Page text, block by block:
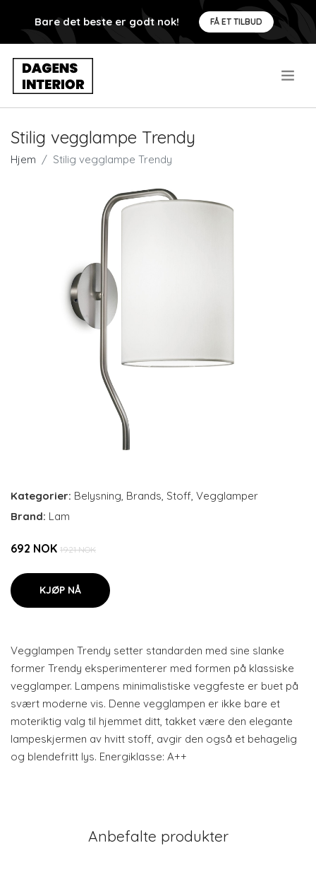
Bare det beste er godt nok! FÅ ET TILBUD
Stilig vegglampe Trendy
Hjem Stilig vegglampe Trendy
Kategorier: Belysning, Brands, Stoff, Vegglamper
Brand: Lam
692 NOK 1921 NOK
KJØP NÅ
Vegglampen Trendy setter standarden med sine slanke
former Trendy eksperimenterer med formen på klassiske
vegglamper. Lampens minimalistiske veggfeste er buet på
svært moderne vis. Denne vegglampen er ikke bare et
moteriktig valg til hjemmet ditt, takket være den elegante
lampeskjermen av hvitt stoff, avgir den også et behagelig
og blendefritt lys. Energiklasse: A++
Anbefalte produkter